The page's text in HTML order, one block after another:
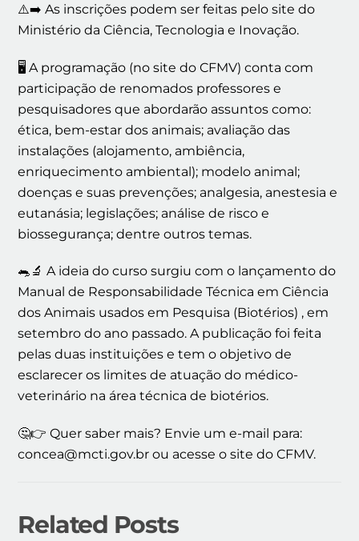
⚠️➡️ As inscrições podem ser feitas pelo site do
Ministério da Ciência, Tecnologia e Inovação.
🖥️ A programação (no site do CFMV) conta com
participação de renomados professores e
pesquisadores que abordarão assuntos como:
ética, bem-estar dos animais; avaliação das
instalações (alojamento, ambiência,
enriquecimento ambiental); modelo animal;
doenças e suas prevenções; analgesia, anestesia e
eutanásia; legislações; análise de risco e
biossegurança; dentre outros temas.
🐀🔬 A ideia do curso surgiu com o lançamento do
Manual de Responsabilidade Técnica em Ciência
dos Animais usados em Pesquisa (Biotérios) , em
setembro do ano passado. A publicação foi feita
pelas duas instituições e tem o objetivo de
esclarecer os limites de atuação do médico-
veterinário na área técnica de biotérios.
🤔👉 Quer saber mais? Envie um e-mail para:
concea@mcti.gov.br ou acesse o site do CFMV.
Related Posts